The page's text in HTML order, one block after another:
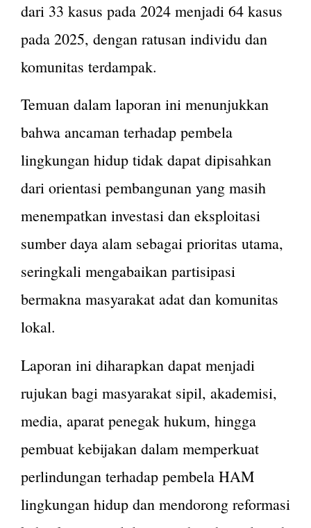
dari 33 kasus pada 2024 menjadi 64 kasus
pada 2025, dengan ratusan individu dan
komunitas terdampak.
Temuan dalam laporan ini menunjukkan
bahwa ancaman terhadap pembela
lingkungan hidup tidak dapat dipisahkan
dari orientasi pembangunan yang masih
menempatkan investasi dan eksploitasi
sumber daya alam sebagai prioritas utama,
seringkali mengabaikan partisipasi
bermakna masyarakat adat dan komunitas
lokal.
Laporan ini diharapkan dapat menjadi
rujukan bagi masyarakat sipil, akademisi,
media, aparat penegak hukum, hingga
pembuat kebijakan dalam memperkuat
perlindungan terhadap pembela HAM
lingkungan hidup dan mendorong reformasi